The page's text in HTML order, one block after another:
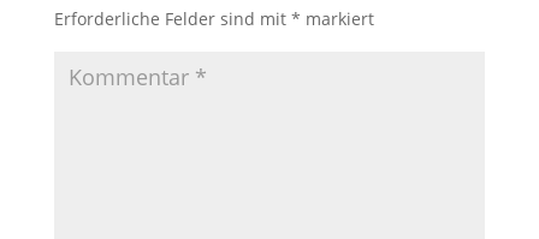
Erforderliche Felder sind mit * markiert